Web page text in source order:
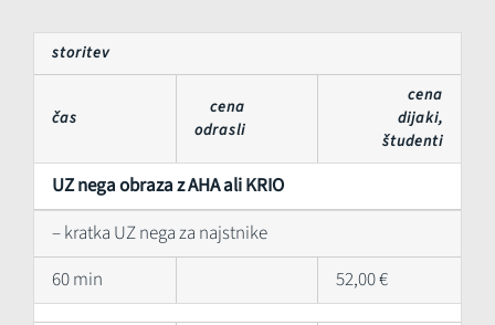
storitev
čas
cena
odrasli
cena
dijaki,
študenti
UZ nega obraza z AHA ali KRIO
– kratka UZ nega za najstnike
60 min
52,00 €